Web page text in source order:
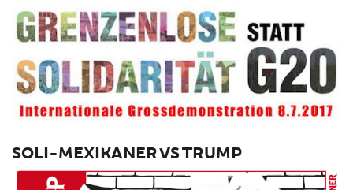
SOLI-MEXIKANER VS TRUMP